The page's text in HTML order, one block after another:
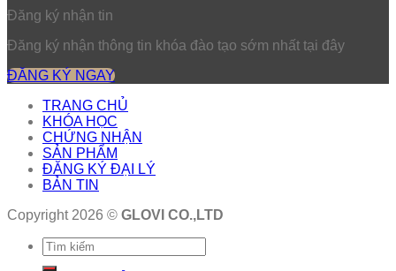
Đăng ký nhận tin
Đăng ký nhận thông tin khóa đào tạo sớm nhất tại đây
ĐĂNG KÝ NGAY
TRANG CHỦ
KHÓA HỌC
CHỨNG NHẬN
SẢN PHẨM
ĐĂNG KÝ ĐẠI LÝ
BẢN TIN
Copyright 2026 © GLOVI CO.,LTD